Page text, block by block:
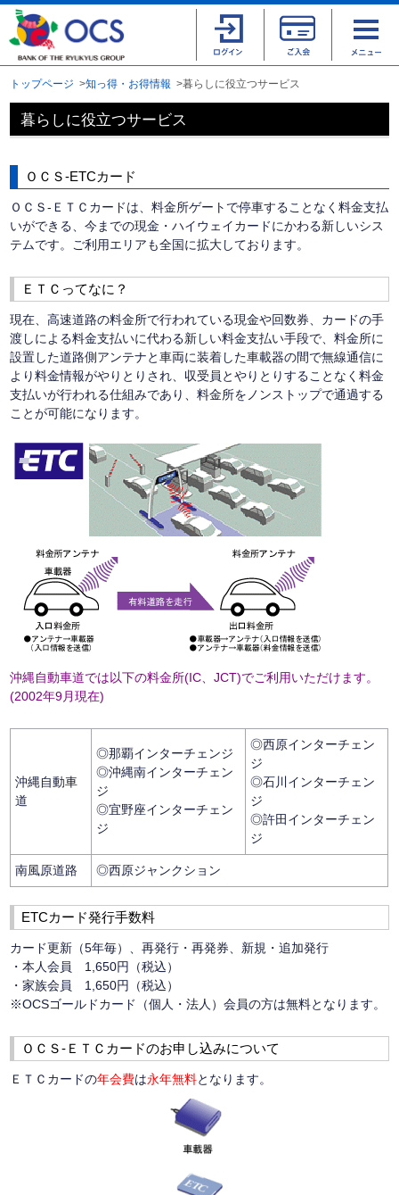
トップページ 知っ得・お得情報 暮らしに役立つサービス
暮らしに役立つサービス
ＯＣＳ-ETCカード
ＯＣＳ-ＥＴＣカードは、料金所ゲートで停車することなく料金支払
いができる、今までの現金・ハイウェイカードにかわる新しいシス
テムです。ご利用エリアも全国に拡大しております。
ＥＴＣってなに？
現在、高速道路の料金所で行われている現金や回数券、カードの手
渡しによる料金支払いに代わる新しい料金支払い手段で、料金所に
設置した道路側アンテナと車両に装着した車載器の間で無線通信に
より料金情報がやりとりされ、収受員とやりとりすることなく料金
支払いが行われる仕組みであり、料金所をノンストップで通過する
ことが可能になります。
沖縄自動車道では以下の料金所(IC、JCT)でご利用いただけます。
(2002年9月現在)
沖縄自動車
道
◎那覇インターチェンジ
◎沖縄南インターチェン
ジ
◎宜野座インターチェン
ジ
◎西原インターチェン
ジ
◎石川インターチェン
ジ
◎許田インターチェン
ジ
南風原道路 ◎西原ジャンクション
ETCカード発行手数料
カード更新（5年毎）、再発行・再発券、新規・追加発行
・本人会員 1,650円（税込）
・家族会員 1,650円（税込）
※OCSゴールドカード（個人・法人）会員の方は無料となります。
ＯＣＳ-ＥＴＣカードのお申し込みについて
ＥＴＣカードの年会費は永年無料となります。